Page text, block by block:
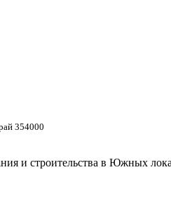
354000
и строительства в Южных